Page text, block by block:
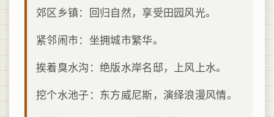
郊区乡镇：回归自然，享受田园风光。
紧邻闹市：坐拥城市繁华。
挨着臭水沟：绝版水岸名邸，上风上水。
挖个水池子：东方威尼斯，演绎浪漫风情。